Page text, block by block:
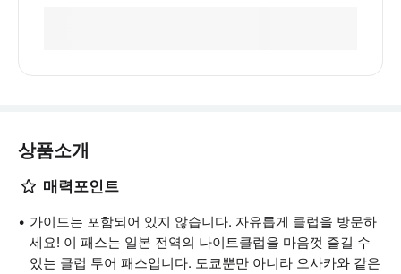
상품소개
매력포인트
가이드는 포함되어 있지 않습니다. 자유롭게 클럽을 방문하
세요! 이 패스는 일본 전역의 나이트클럽을 마음껏 즐길 수
있는 클럽 투어 패스입니다. 도쿄뿐만 아니라 오사카와 같은